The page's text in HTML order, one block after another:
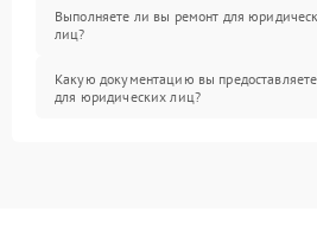
Выполняете ли вы ремонт для
лиц?
Какую документацию вы предоставляете
для юридических лиц?